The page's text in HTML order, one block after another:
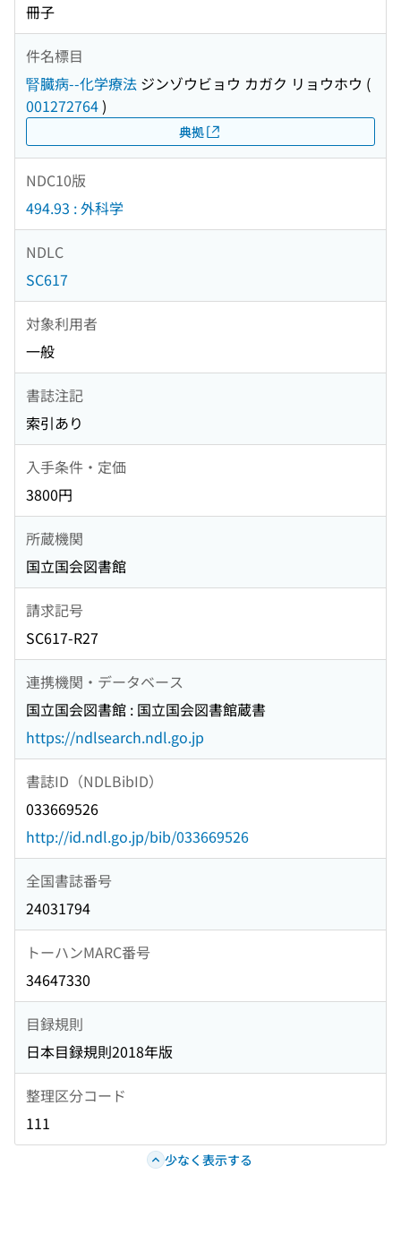
冊子
件名標目
腎臓病--化学療法 ジンゾウビョウ カガク リョウホウ (
001272764)
典拠
NDC10版
494.93 : 外科学
NDLC
SC617
対象利用者
一般
書誌注記
索引あり
入手条件・定価
3800円
所蔵機関
国立国会図書館
請求記号
SC617-R27
連携機関・データベース
国立国会図書館 : 国立国会図書館蔵書
https://ndlsearch.ndl.go.jp
書誌ID（NDLBibID）
033669526
http://id.ndl.go.jp/bib/033669526
全国書誌番号
24031794
トーハンMARC番号
34647330
目録規則
日本目録規則2018年版
整理区分コード
111
少なく表示する